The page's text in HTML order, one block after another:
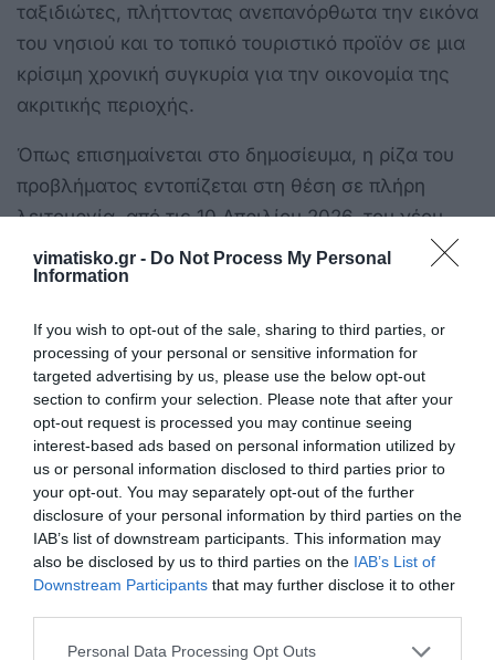
vimatisko.gr - Do Not Process My Personal
Information
If you wish to opt-out of the sale, sharing to third parties, or
processing of your personal or sensitive information for
targeted advertising by us, please use the below opt-out
section to confirm your selection. Please note that after your
opt-out request is processed you may continue seeing
interest-based ads based on personal information utilized by
us or personal information disclosed to third parties prior to
your opt-out. You may separately opt-out of the further
disclosure of your personal information by third parties on the
IAB’s list of downstream participants. This information may
also be disclosed by us to third parties on the IAB’s List of
Downstream Participants that may further disclose it to other
Personal Data Processing Opt Outs
ταξιδιώτες, πλήττοντας ανεπανόρθωτα την εικόνα
του νησιού και το τοπικό τουριστικό προϊόν σε μια
κρίσιμη χρονική συγκυρία για την οικονομία της
ακριτικής περιοχής.
Όπως επισημαίνεται στο δημοσίευμα, η ρίζα του
προβλήματος εντοπίζεται στη θέση σε πλήρη
λειτουργία, από τις 10 Απριλίου 2026, του νέου
ευρωπαϊκού συστήματος εισόδου-εξόδου
(Entry/Exit System - EES) για τους πολίτες τρίτων
απαιτεί τη λήψη βιομετρικών δεδομένων (λήψη
φωτογραφίας προσώπου, δακτυλικά
αποτυπώματα) και την ηλεκτρονική καταγραφή.
Ωστόσο, η εφαρμογή ενός τόσο απαιτητικού
συστήματος σε μια πύλη εισόδου με αυξημένη
ροή, χωρίς την παράλληλη και επαρκή ενίσχυση
σε εξειδικευμένο αστυνομικό προσωπικό και
σύγχρονο τεχνολογικό εξοπλισμό, μετατρέπει την
άφιξη των επισκεπτών σε «δοκιμασία υπομονής».